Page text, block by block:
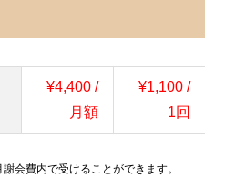
¥4,400 /
月額
¥1,100 /
1回
会費内で受けることができます。